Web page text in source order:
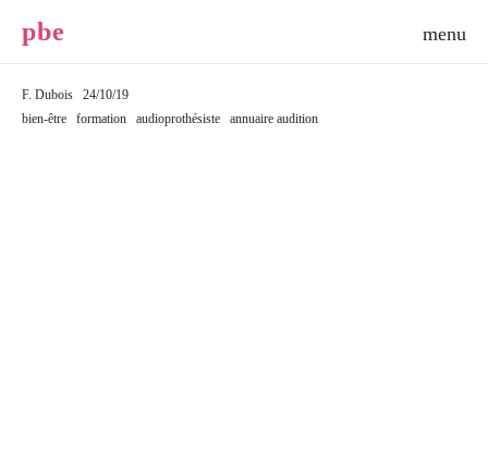
pbe
F. Dubois
24/10/19
bien-être
formation audioprothésiste annuaire audition